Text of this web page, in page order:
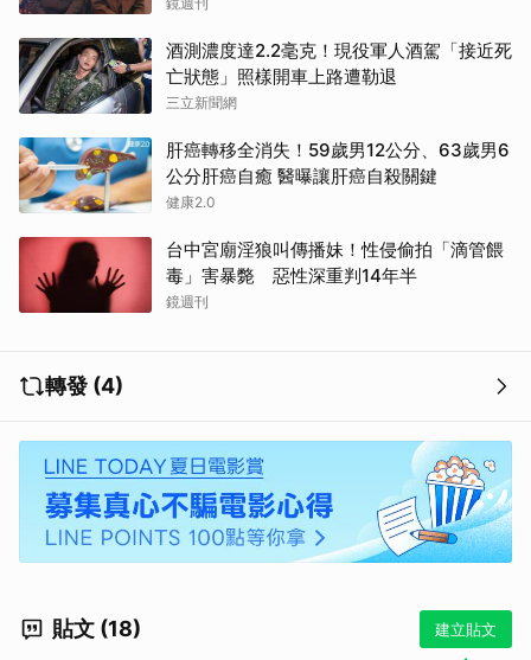
酒測濃度達2.2毫克！現役軍人酒駕「接近死
亡狀態」照樣開車上路遭勒退
三立新聞網
肝癌轉移全消失！59歲男12公分、63歲男6
公分肝癌自癒 醫曝讓肝癌自殺關鍵
健康2.0
台中宮廟淫狼叫傳播妹！性侵偷拍「滴管餵
毒」害暴斃 惡性深重判14年半
鏡週刊
轉發 (4)
貼文 (18) 建立貼文